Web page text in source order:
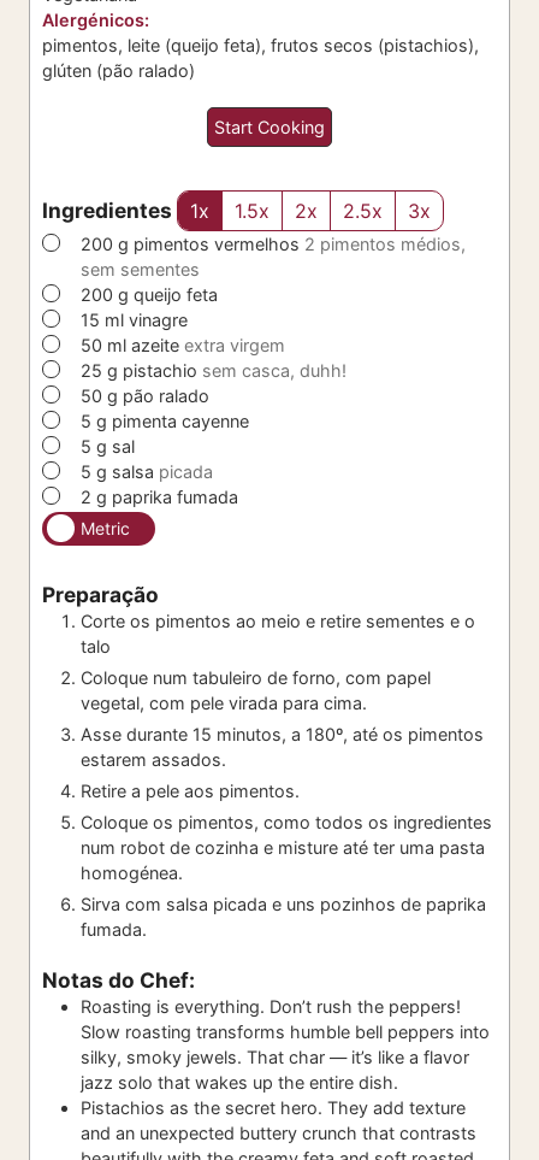
Alergénicos:
pimentos, leite (queijo feta), frutos secos (pistachios),
glúten (pão ralado)
Start Cooking
Ingredientes 1x 1.5x 2x 2.5x 3x
▢
200 g pimentos vermelhos 2 pimentos médios,
sem sementes
▢
200 g queijo feta
▢15 ml vinagre
▢
50 ml azeite extra virgem
▢
25 g pistachio sem casca, duhh!
▢
50 g pão ralado
▢
5 g pimenta cayenne
▢
5 g sal
▢
5 g salsa picada
▢
2 g paprika fumada
Metric
Preparação
Corte os pimentos ao meio e retire sementes e o
talo
Coloque num tabuleiro de forno, com papel
vegetal, com pele virada para cima.
Asse durante 15 minutos, a 180º, até os pimentos
estarem assados.
Retire a pele aos pimentos.
Coloque os pimentos, como todos os ingredientes
num robot de cozinha e misture até ter uma pasta
homogénea.
Sirva com salsa picada e uns pozinhos de paprika
fumada.
Notas do Chef:
Roasting is everything. Don’t rush the peppers!
Slow roasting transforms humble bell peppers into
silky, smoky jewels. That char — it’s like a flavor
jazz solo that wakes up the entire dish.
Pistachios as the secret hero. They add texture
and an unexpected buttery crunch that contrasts